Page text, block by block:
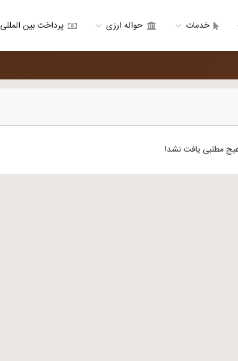
خدمات حواله ارزی پرداخت بین المللی
مطلبی یافت نشد!